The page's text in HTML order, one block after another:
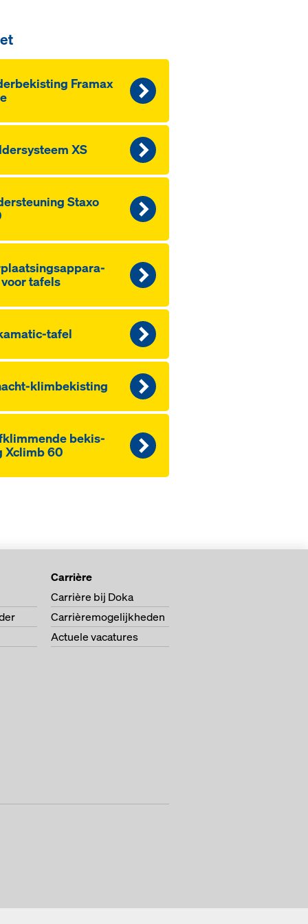
Framax
XS
Staxo
ta­fels
ta­fel
klim­be­kis­ting
be­kis­
Xclimb 60
Carrière
Carrière bij Doka
Carrièremogelijkheden
Actuele vacatures